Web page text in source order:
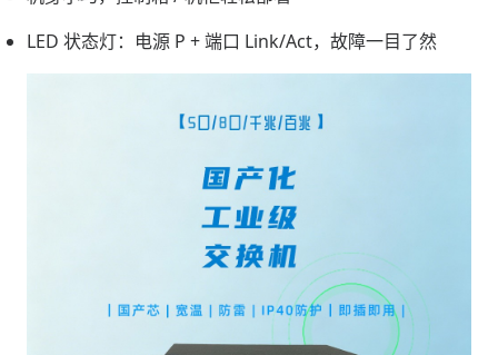
LED 状态灯：电源 P + 端口 Link/Act，故障一目了然